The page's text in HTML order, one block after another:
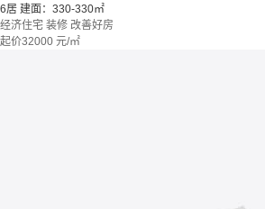
6居 建面：330-330㎡
经济住宅 装修 改善好房
起价32000 元/㎡